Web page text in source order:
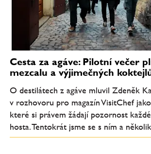
Cesta za agáve: Pilotní večer
mezcalu a výjimečných
O destilátech z agáve mluvil Zdeněk
v rozhovoru pro magazín VisitChef
které si právem žádají pozornost
hosta. Tentokrát jsme se s ním a